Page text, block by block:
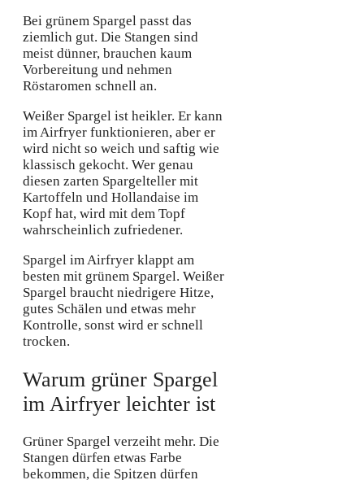
Bei grünem Spargel passt das
ziemlich gut. Die Stangen sind
meist dünner, brauchen kaum
Vorbereitung und nehmen
Röstaromen schnell an.
Weißer Spargel ist heikler. Er kann
im Airfryer funktionieren, aber er
wird nicht so weich und saftig wie
klassisch gekocht. Wer genau
diesen zarten Spargelteller mit
Kartoffeln und Hollandaise im
Kopf hat, wird mit dem Topf
wahrscheinlich zufriedener.
Spargel im Airfryer klappt am
besten mit grünem Spargel. Weißer
Spargel braucht niedrigere Hitze,
gutes Schälen und etwas mehr
Kontrolle, sonst wird er schnell
trocken.
Warum grüner Spargel
im Airfryer leichter ist
Grüner Spargel verzeiht mehr. Die
Stangen dürfen etwas Farbe
bekommen, die Spitzen dürfen